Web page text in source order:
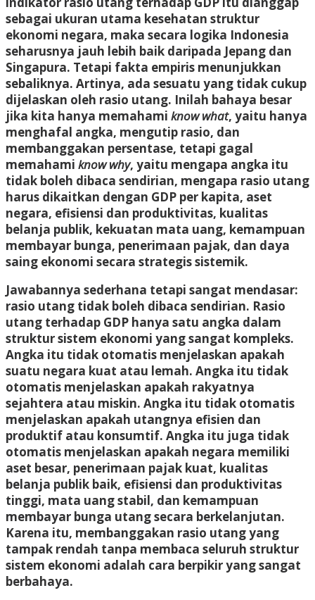
sebagai ukuran utama kesehatan struktur
ekonomi negara, maka secara logika Indonesia
seharusnya jauh lebih baik daripada Jepang dan
Singapura. Tetapi fakta empiris menunjukkan
sebaliknya. Artinya, ada sesuatu yang tidak cukup
dijelaskan oleh rasio utang. Inilah bahaya besar
jika kita hanya memahami know what, yaitu hanya
menghafal angka, mengutip rasio, dan
membanggakan persentase, tetapi gagal
memahami know why, yaitu mengapa angka itu
tidak boleh dibaca sendirian, mengapa rasio utang
harus dikaitkan dengan GDP per kapita, aset
negara, efisiensi dan produktivitas, kualitas
belanja publik, kekuatan mata uang, kemampuan
membayar bunga, penerimaan pajak, dan daya
saing ekonomi secara strategis sistemik.
Jawabannya sederhana tetapi sangat mendasar:
rasio utang tidak boleh dibaca sendirian. Rasio
utang terhadap GDP hanya satu angka dalam
struktur sistem ekonomi yang sangat kompleks.
Angka itu tidak otomatis menjelaskan apakah
suatu negara kuat atau lemah. Angka itu tidak
otomatis menjelaskan apakah rakyatnya
sejahtera atau miskin. Angka itu tidak otomatis
menjelaskan apakah utangnya efisien dan
produktif atau konsumtif. Angka itu juga tidak
otomatis menjelaskan apakah negara memiliki
aset besar, penerimaan pajak kuat, kualitas
belanja publik baik, efisiensi dan produktivitas
tinggi, mata uang stabil, dan kemampuan
membayar bunga utang secara berkelanjutan.
Karena itu, membanggakan rasio utang yang
tampak rendah tanpa membaca seluruh struktur
sistem ekonomi adalah cara berpikir yang sangat
berbahaya.